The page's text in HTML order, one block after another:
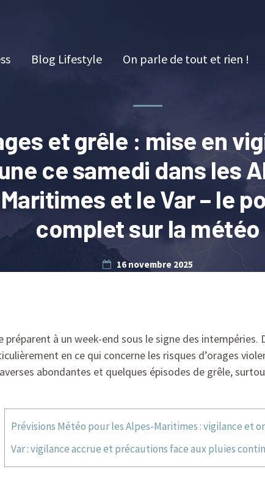
Blog Lifestyle On parle de tout et rien !
et grêle : mise en
ce samedi dans les
Maritimes et le Var – le
complet sur la météo
16 novembre 2025
à un week-end sous le signe des intempéries.
en ce qui concerne les risques d’orages
abondantes et quelques épisodes de grêle,
Prévisions Météo pour les Alpes-Maritimes : vigilance et
Var : vigilance accrue et précautions face aux pluies